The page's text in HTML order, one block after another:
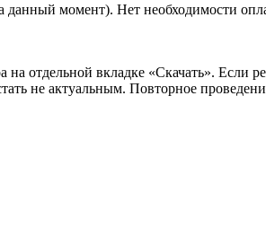
момент). Нет необходимости
отдельной вкладке «Скачать». Если
не актуальным. Повторное